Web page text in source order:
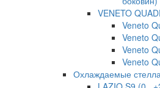
VENETO
Veneto
Veneto
Veneto
Veneto
Охлаждаемые